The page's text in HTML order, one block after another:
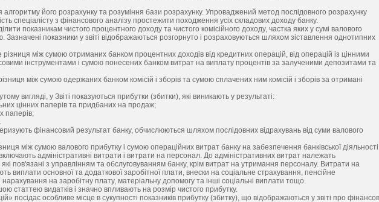
алгоритму його розрахунку та розуміння бази розрахунку. Упроваджений метод послідовного розрахунку
спеціалісту з фінансового аналізу простежити походження усіх складових доходу банку.
показникам чистого процентного доходу та чистого комісійного доходу, частка яких у сумі валового
Зазначені показники у звіті відображаються розгорнуто і розраховуються шляхом зіставлення однотипних
між сумою отриманих банком процентних доходів від кредитних операцій, від операцій із цінними
інструментами і сумою понесених банком витрат на виплату процентів за залученими депозитами та
між сумою одержаних банком комісій і зборів та сумою сплачених ним комісій і зборів за отримані
вигляді, у Звіті показуються прибутки (збитки), які виникають у результаті:
цінних паперів та придбаних на продаж;
паперів;
фінансовий результат банку, обчислюються шляхом послідовних відрахувань від суми валового
між сумою валового прибутку і сумою операційних витрат банку на забезпечення банківської
адміністративні витрати і витрати на персонал. До адміністративних витрат належать
які пов'язані з управлінням та обслуговуванням банку, крім витрат на утримання персоналу. Витрати на
виплати основної та додаткової заробітної плати, внески на соціальне страхування, пенсійне
нарахування на заробітну плату, матеріальну допомогу та інші соціальні виплати тощо.
статтею видатків і значно впливають на розмір чистого прибутку.
посідає особливе місце в сукупності показників прибутку (збитку), що відображаються у звіті про